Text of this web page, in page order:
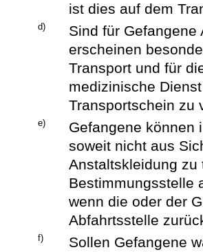
ist dies auf dem
d)
Sind für
erscheinen
Transport und für
medizinische
Transportschein zu
e)
Gefangene können
soweit nicht aus
Anstaltskleidung zu
Bestimmungsstelle
wenn die oder der
Abfahrtsstelle
f)
Sollen Gefangene